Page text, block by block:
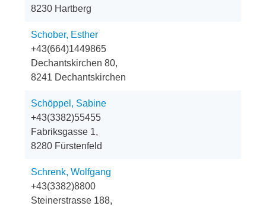
8230 Hartberg
Schober, Esther
+43(664)1449865
Dechantskirchen 80,
8241 Dechantskirchen
Schöppel, Sabine
+43(3382)55455
Fabriksgasse 1,
8280 Fürstenfeld
Schrenk, Wolfgang
+43(3382)8800
Steinerstrasse 188,